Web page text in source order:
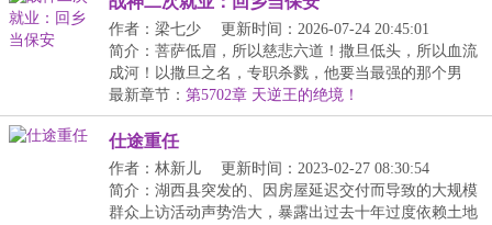
作者：梁七少
更新时间：2026-07-24 20:45:01
简介：菩萨低眉，所以慈悲六道！撒旦低头，所以血流
成河！以撒旦之名，专职杀戮，他要当最强的那个男
人！...
最新章节： 第5702章 天逆王的绝境！
仕途重任
作者：林新儿
更新时间：2023-02-27 08:30:54
简介：湖西县突发的、因房屋延迟交付而导致的大规模
群众上访活动声势浩大，暴露出过去十年过度依赖土地